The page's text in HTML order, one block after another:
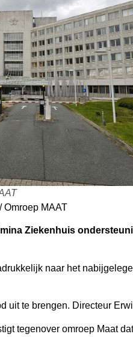
Omroep MAAT
Ziekenhuis
naar het
uit te brengen. Directeur
tegenover omroep Maat